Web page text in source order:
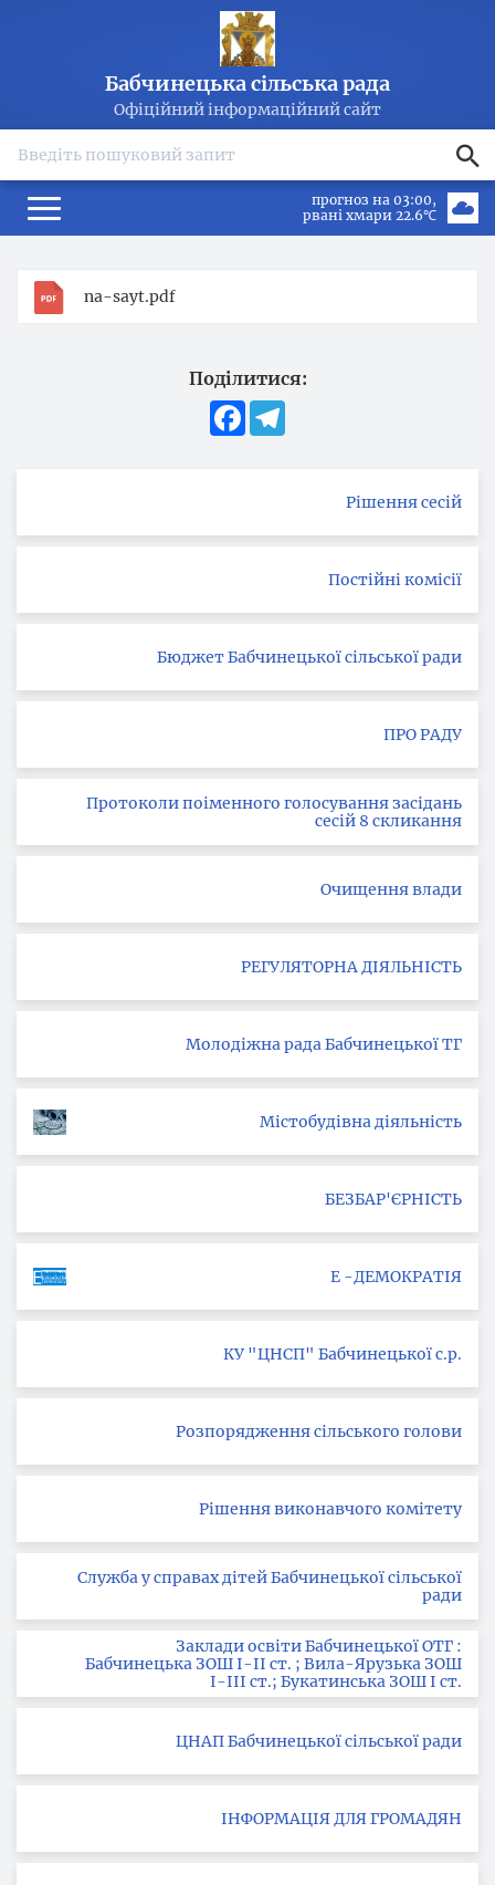
Бабчинецька сільська рада
Офіційний інформаційний сайт
прогноз на 03:00
рвані хмари 22.6℃
na-sayt.pdf
Поділитися:
Facebook
Рішення сесій
Постійні комісії
Бюджет Бабчинецької сільської ради
ПРО РАДУ
Протоколи поіменного голосування засідань
сесій 8 скликання
Очищення влади
РЕГУЛЯТОРНА ДІЯЛЬНІСТЬ
Молодіжна рада Бабчинецької ТГ
Містобудівна діяльність
БЕЗБАР'ЄРНІСТЬ
Е -ДЕМОКРАТІЯ
КУ "ЦНСП" Бабчинецької с.р.
Розпорядження сільського голови
Рішення виконавчого комітету
Служба у справах дітей Бабчинецької сільської
ради
Заклади освіти Бабчинецької ОТГ :
Бабчинецька ЗОШ І-ІІ ст. ; Вила-Ярузька ЗОШ
І-ІІІ ст.; Букатинська ЗОШ І ст.
ЦНАП Бабчинецької сільської ради
ІНФОРМАЦІЯ ДЛЯ ГРОМАДЯН